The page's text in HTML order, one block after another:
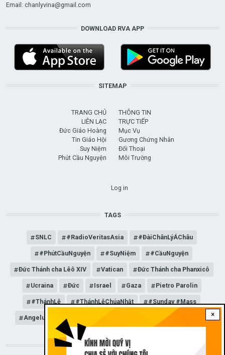
×
Email: chanlyvina@gmail.com
DOWNLOAD RVA APP
SITEMAP
TRANG CHỦ
LIÊN LẠC
Đức Giáo Hoàng
Tin Giáo Hội
Suy Niệm
Phút Cầu Nguyện
THÔNG TIN
TRỰC TIẾP
Mục Vụ
Gương Chứng Nhân
Đối Thoại
Môi Trường
Log in
TAGS
SNLC #RadioVeritasAsia #ĐàiChânLýÁChâu
#PhútCầuNguyện #SuyNiệm #CầuNguyện
Đức Thánh cha Lêô XIV Vatican Đức Thánh cha Phanxicô
Ucraina Đức Israel Gaza Pietro Parolin
#ThánhLễ #ThánhLễChúaNhật #Sunday #Mass
Angelus Đức Giáo hoàng Lêô XIV General Audience
STAY CONNECTED WITH US!